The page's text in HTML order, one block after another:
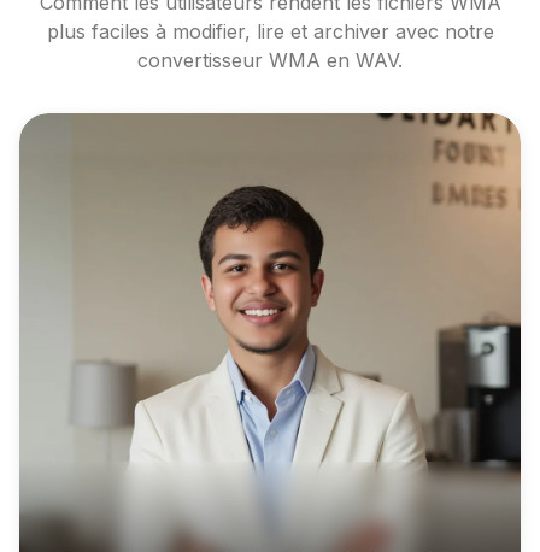
plus faciles à modifier, lire et archiver avec notre
convertisseur WMA en WAV.